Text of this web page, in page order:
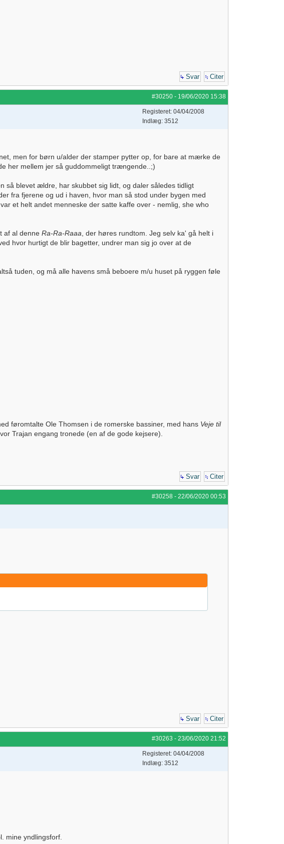
Svar Citer
#30250 - 19/06/2020 15:38
Registeret: 04/04/2008
Indlæg: 3512
men for børn u/alder der stamper pytter op, for bare at mærke de
her mellem jer så guddommeligt trængende..;)
så blevet ældre, har skubbet sig lidt, og daler således tidligt
fra fjerene og ud i haven, hvor man så stod under bygen med
et helt andet menneske der satte kaffe over - nemlig, she who
af al denne Ra-Ra-Raaa , der høres rundtom. Jeg selv ka' gå helt i
hvor hurtigt de blir bagetter, undrer man sig jo over at de
tuden, og må alle havens små beboere m/u huset på ryggen føle
føromtalte Ole Thomsen i de romerske bassiner, med hans Veje til
Trajan engang tronede (en af de gode kejsere).
Svar Citer
#30258 - 22/06/2020 00:53
Svar Citer
#30263 - 23/06/2020 21:52
Registeret: 04/04/2008
Indlæg: 3512
mine yndlingsforf.